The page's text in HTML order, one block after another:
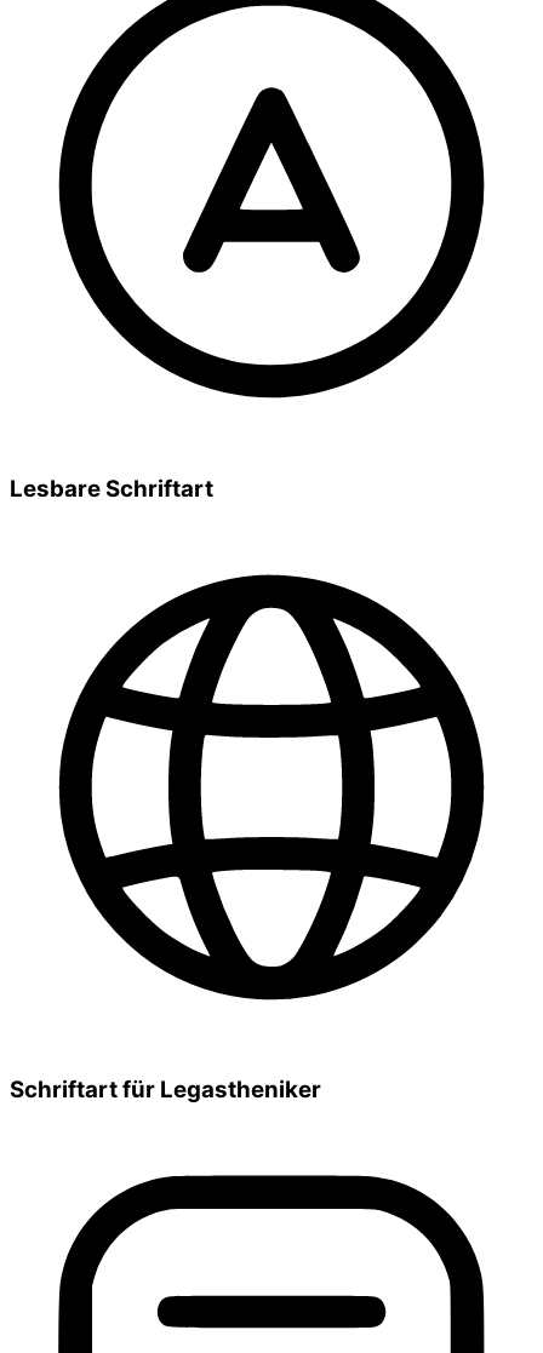
Lesbare Schriftart
Schriftart für Legastheniker